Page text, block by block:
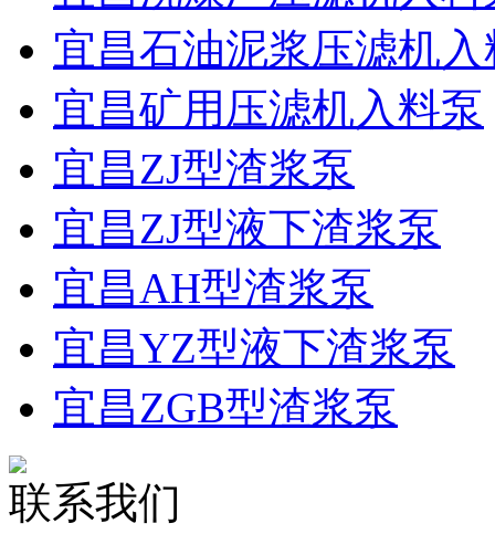
宜昌石油泥浆压滤机入
宜昌矿用压滤机入料泵
宜昌ZJ型渣浆泵
宜昌ZJ型液下渣浆泵
宜昌AH型渣浆泵
宜昌YZ型液下渣浆泵
宜昌ZGB型渣浆泵
联系我们